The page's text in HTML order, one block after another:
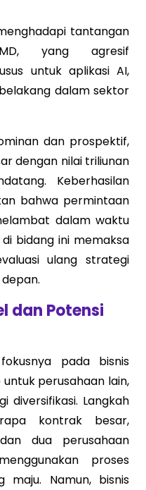
tantangan
yang agresif
untuk aplikasi AI,
dalam sektor
dan prospektif,
dengan nilai triliunan
Keberhasilan
bahwa permintaan
dalam waktu
bidang ini memaksa
ulang strategi
dan Potensi
pada bisnis
perusahaan lain,
diversifikasi. Langkah
kontrak besar,
dua perusahaan
proses
maju. Namun, bisnis